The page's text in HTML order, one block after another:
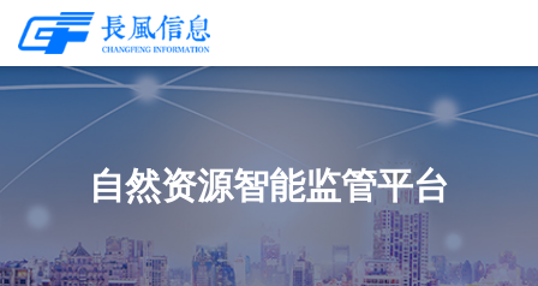
自然资源智能监管平台